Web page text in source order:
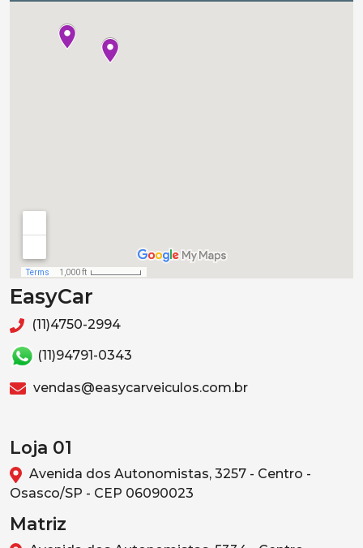
EasyCar
(11)4750-2994
(11)94791-0343
vendas@easycarveiculos.com.br
Loja 01
Avenida dos Autonomistas, 3257 - Centro -
Osasco/SP - CEP 06090023
Matriz